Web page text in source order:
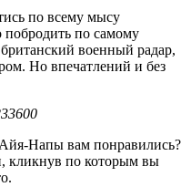
по всему мысу
по самому
военный радар,
Но впечатлений и без
Напы вам понравились?
кликнув по которым вы